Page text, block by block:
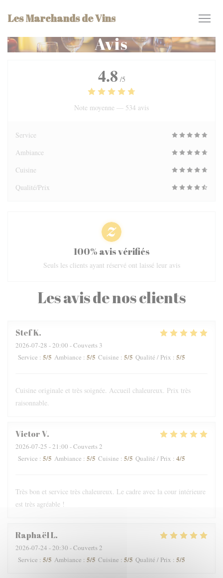
Les Marchands de Vins
Avis
Les avis de nos clients
StefK
2026-07-28 - 20:00 - Couverts 3
Service : 5/5 Ambiance : 5/5 Cuisine : 5/5 Qualité / Prix : 5/5
Cuisine originale et très soignée. Accueil chaleureux. Prix très
raisonnable.
VictorV
2026-07-25 - 21:00 - Couverts 2
Service : 5/5 Ambiance : 5/5 Cuisine : 5/5 Qualité / Prix : 4/5
Très bon et service très chaleureux. Le cadre avec la cour intérieure
est très agréable !
RaphaëlL
2026-07-24 - 20:30 - Couverts 2
Service : 5/5 Ambiance : 5/5 Cuisine : 5/5 Qualité / Prix : 5/5
4.8 /5
Note moyenne — 534 avis
Service
Ambiance
Cuisine
Qualité/Prix
100% avis vérifiés
Seuls les clients ayant réservé ont laissé leur avis